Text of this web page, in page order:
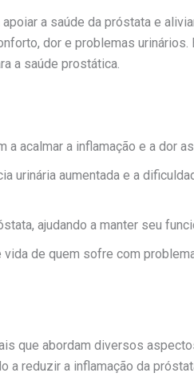
a saúde da próstata e
dor e problemas
a saúde prostática.
a acalmar a inflamação e a dor
urinária aumentada e a
ajudando a manter seu
de quem sofre com
que abordam diversos
reduzir a inflamação da